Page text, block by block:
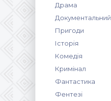
Драма
Документальний
Пригоди
Історія
Комедія
Кримінал
Фантастика
Фентезі